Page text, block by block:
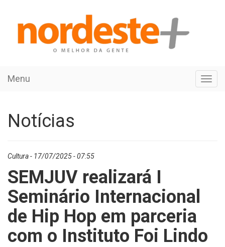
Menu
Notícias
Cultura - 17/07/2025 - 07:55
SEMJUV realizará I
Seminário Internacional
de Hip Hop em parceria
com o Instituto Foi Lindo